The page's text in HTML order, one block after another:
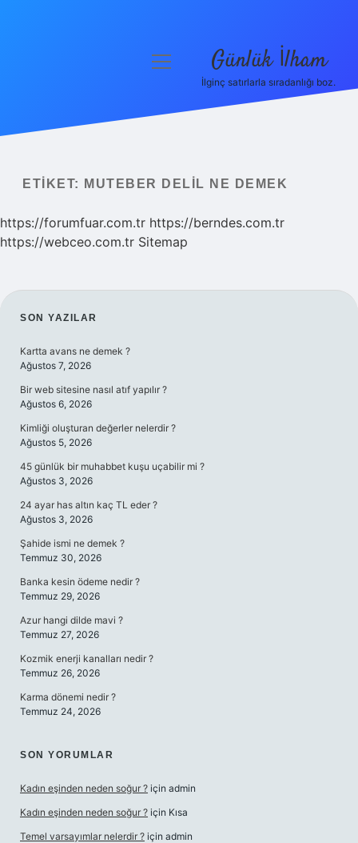
Yasal Uyarı
Hakkımızda
menüyü
Günlük İlham
İlginç satırlarla sıradanlığı boz.
ETIKET: MUTEBER DELIL NE DEMEK
https://forumfuar.com.tr https://berndes.com.tr
https://webceo.com.tr Sitemap
SIDEBAR
SON YAZILAR
Kartta avans ne demek ?
Ağustos 7, 2026
Bir web sitesine nasıl atıf yapılır ?
Ağustos 6, 2026
Kimliği oluşturan değerler nelerdir ?
Ağustos 5, 2026
45 günlük bir muhabbet kuşu uçabilir mi ?
Ağustos 3, 2026
24 ayar has altın kaç TL eder ?
Ağustos 3, 2026
Şahide ismi ne demek ?
Temmuz 30, 2026
Banka kesin ödeme nedir ?
Temmuz 29, 2026
Azur hangi dilde mavi ?
Temmuz 27, 2026
Kozmik enerji kanalları nedir ?
Temmuz 26, 2026
Karma dönemi nedir ?
Temmuz 24, 2026
SON YORUMLAR
Kadın eşinden neden soğur ? için admin
Kadın eşinden neden soğur ? için Kısa
Temel varsayımlar nelerdir ? için admin